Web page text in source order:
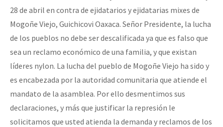
28 de abril en contra de ejidatarios y ejidatarias mixes de
Mogoñe Viejo, Guichicovi Oaxaca. Señor Presidente, la lucha
de los pueblos no debe ser descalificada ya que es falso que
sea un reclamo económico de una familia, y que existan
líderes nylon. La lucha del pueblo de Mogoñe Viejo ha sido y
es encabezada por la autoridad comunitaria que atiende el
mandato de la asamblea. Por ello desmentimos sus
declaraciones, y más que justificar la represión le
solicitamos que usted atienda la demanda y reclamos de los